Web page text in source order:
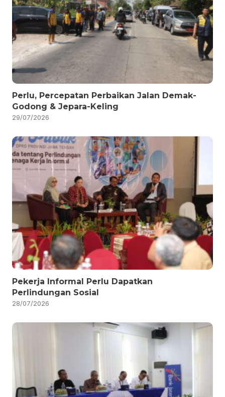
Perlu, Percepatan Perbaikan Jalan Demak-
Godong & Jepara-Keling
29/07/2026
Pekerja Informal Perlu Dapatkan
Perlindungan Sosial
28/07/2026